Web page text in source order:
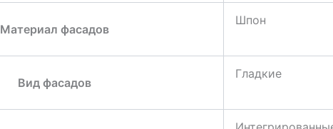
Материал фасадов
Шпон
Вид фасадов
Гладкие